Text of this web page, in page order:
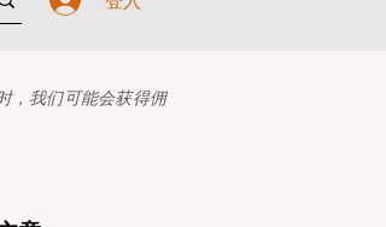
，我们可能会获得佣